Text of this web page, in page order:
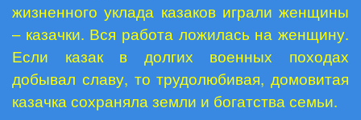
жизненного уклада казаков играли женщины
– казачки. Вся работа ложилась на женщину.
Если казак в долгих военных походах
добывал славу, то трудолюбивая, домовитая
казачка сохраняла земли и богатства семьи.